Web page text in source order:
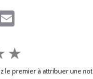
★
le premier à attribuer une